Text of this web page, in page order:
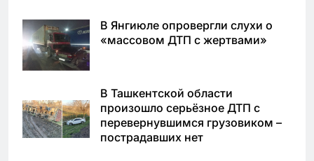
В Янгиюле опровергли слухи о
«массовом ДТП с жертвами»
В Ташкентской области
произошло серьёзное ДТП с
перевернувшимся грузовиком –
пострадавших нет